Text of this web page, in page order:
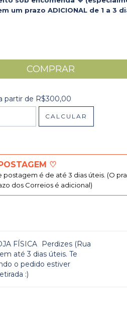
um prazo ADICIONAL de 1 a 3
R$300,00
partir de R$300,00
CALCULAR
♡
postagem é de até 3 dias úteis. (O
dos Correios é adicional)
FÍSICA
Perdizes (Rua
até 3 dias úteis. Te
o pedido estiver
:)